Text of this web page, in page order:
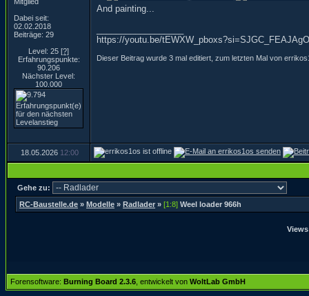
Dabei seit:
02.02.2018
Beiträge: 29
Level: 25 [?]
Erfahrungspunkte:
90.206
Nächster Level:
100.000
And painting...
https://youtu.be/
Dieser Beitrag wurde 3 mal editiert, zum letzten Mal von
18.05.2026 12:00
Gehe zu:
RC-Baustelle.de » Modelle » Radlader » [1:8] Weel loader 966h
Forensoftware: Burning Board 2.3.6 , entwickelt von WoltLab GmbH